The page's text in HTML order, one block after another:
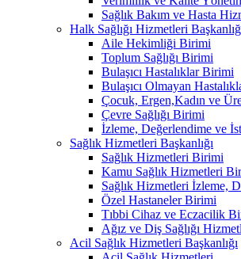
Sağlık Bakım ve Hasta
Halk Sağlığı Hizmetleri
Aile Hekimliği Birimi
Toplum Sağlığı Birimi
Bulaşıcı Hastalıklar Birimi
Bulaşıcı Olmayan
Çocuk, Ergen,Kadın ve
Çevre Sağlığı Birimi
İzleme, Değerlendime ve
Sağlık Hizmetleri Başkanlığı
Sağlık Hizmetleri Birimi
Kamu Sağlık Hizmetleri
Sağlık Hizmetleri İzleme,
Özel Hastaneler Birimi
Tıbbi Cihaz ve Eczacilik
Ağız ve Diş Sağlığı
Acil Sağlık Hizmetleri Başkanlığı